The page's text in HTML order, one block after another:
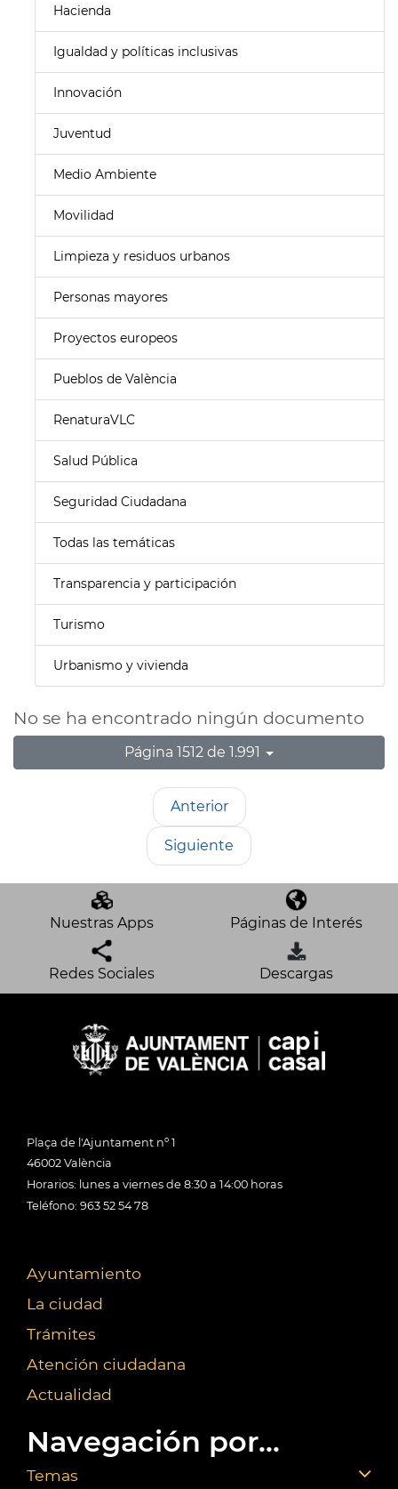
Hacienda
Igualdad y políticas inclusivas
Innovación
Juventud
Medio Ambiente
Movilidad
Limpieza y residuos urbanos
Personas mayores
Proyectos europeos
Pueblos de València
RenaturaVLC
Salud Pública
Seguridad Ciudadana
Todas las temáticas
Transparencia y participación
Turismo
Urbanismo y vivienda
No se ha encontrado ningún documento
Página 1512 de 1.991
Anterior
Siguiente
Nuestras Apps Páginas de Interés
Redes Sociales Descargas
Plaça de l'Ajuntament nº 1
46002 València
Horarios: lunes a viernes de 8:30 a 14:00 horas
Teléfono: 963 52 54 78
Ayuntamiento
La ciudad
Trámites
Atención ciudadana
Actualidad
Navegación por...
Temas